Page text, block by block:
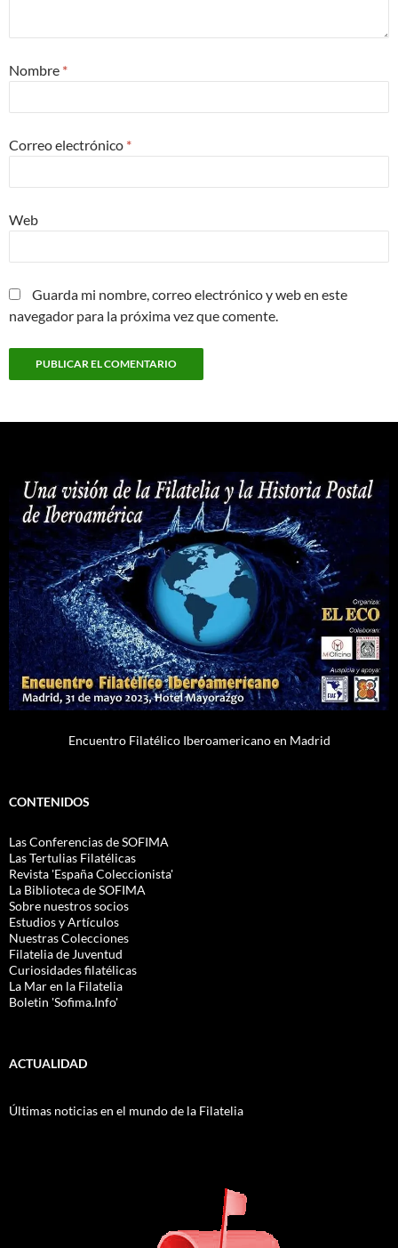
Nombre *
Correo electrónico *
Web
Guarda mi nombre, correo electrónico y web en este
navegador para la próxima vez que comente.
Encuentro Filatélico Iberoamericano en Madrid
CONTENIDOS
Las Conferencias de SOFIMA
Las Tertulias Filatélicas
Revista 'España Coleccionista'
La Biblioteca de SOFIMA
Sobre nuestros socios
Estudios y Artículos
Nuestras Colecciones
Filatelia de Juventud
Curiosidades filatélicas
La Mar en la Filatelia
Boletin 'Sofima.Info'
ACTUALIDAD
Últimas noticias en el mundo de la Filatelia